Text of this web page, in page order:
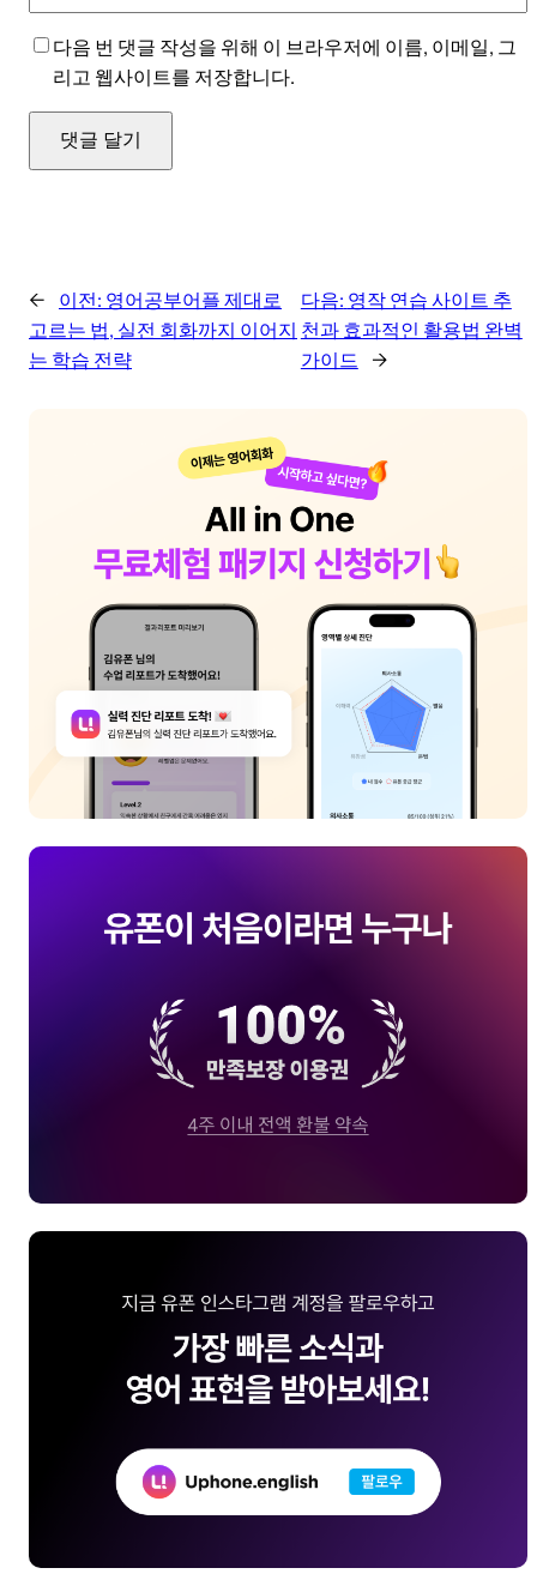
다음 번 댓글 작성을 위해 이 브라우저에 이름, 이메일, 그
리고 웹사이트를 저장합니다.
← 이전: 영어공부어플 제대로
고르는 법, 실전 회화까지 이어지
는 학습 전략
다음: 영작 연습 사이트 추
천과 효과적인 활용법 완벽
가이드
→